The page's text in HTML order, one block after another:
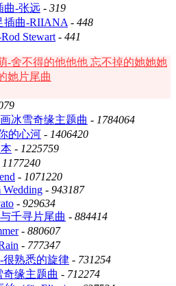
曲-张远 - 319
插曲-RIIANA - 448
Stewart - 441
-舍不得的他他他 忘不掉的她她她
她片尾曲
冰雪奇缘主题曲 - 1784064
的心河 - 1406420
- 1225759
1177240
- 1071220
- 943187
- 929634
千寻片尾曲 - 884414
- 880607
- 777347
很熟悉的旋律 - 731254
奇缘主题曲 - 712274